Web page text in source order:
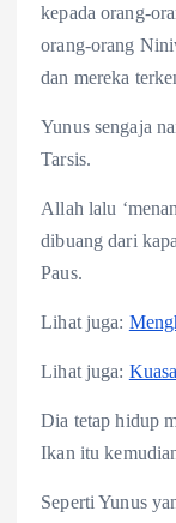
kepada orang-
orang-orang
dan mereka
Yunus sengaja
Tarsis.
Allah lalu
dibuang dari
Paus.
Lihat juga:
Lihat juga:
Dia tetap hidup
Ikan itu
Seperti Yunus